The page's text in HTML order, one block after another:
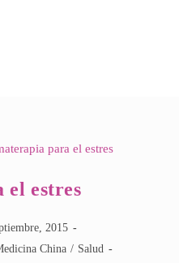
el estres
2015
China / Salud